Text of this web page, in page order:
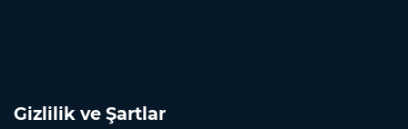
Gizlilik ve Şartlar